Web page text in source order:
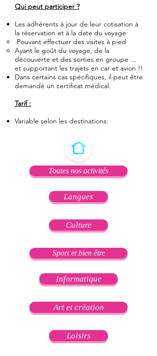
Qui peut participer ?
Les adhérents à jour de leur cotisation à
la réservation et à la date du voyage
Pouvant effectuer des visites à pied
Ayant le goût du voyage, de la
découverte et des sorties en groupe ...
et supportant les trajets en car et avion !!
Dans certains cas spécifiques, il peut être
demandé un certificat médical.
Tarif :
Variable selon les destinations.
Toutes nos activités
Langues
Culture
Sport et bien être
Informatique
Art et création
Loisirs